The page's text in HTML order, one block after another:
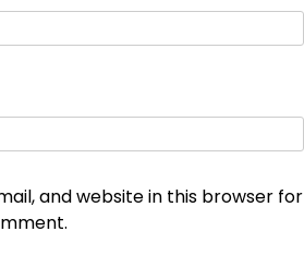
and website in this browser for